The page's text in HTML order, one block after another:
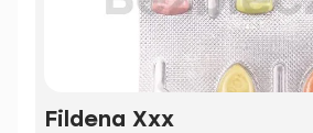
Fildena Xxx